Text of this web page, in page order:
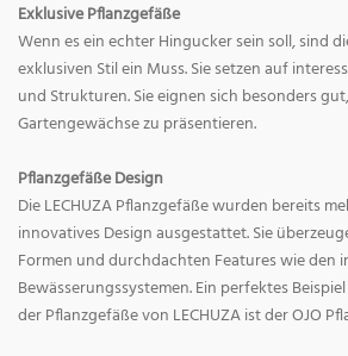
Exklusive Pflanzgefäße
Wenn es ein echter Hingucker sein soll, sind
exklusiven Stil ein Muss. Sie setzen auf
und Strukturen. Sie eignen sich besonders
Gartengewächse zu präsentieren.
Pflanzgefäße Design
Die LECHUZA Pflanzgefäße wurden bereits
innovatives Design ausgestattet. Sie
Formen und durchdachten Features wie den
Bewässerungssystemen. Ein perfektes
der Pflanzgefäße von LECHUZA ist der OJO